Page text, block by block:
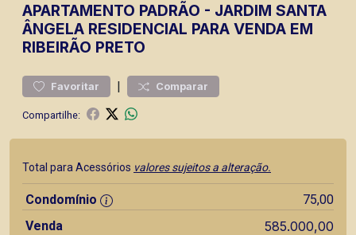
APARTAMENTO PADRÃO - JARDIM SANTA
ÂNGELA RESIDENCIAL PARA VENDA EM
RIBEIRÃO PRETO
Favoritar | Comparar
Compartilhe:
Total para Acessórios valores sujeitos a alteração.
Condomínio
75,00
Venda
585.000,00